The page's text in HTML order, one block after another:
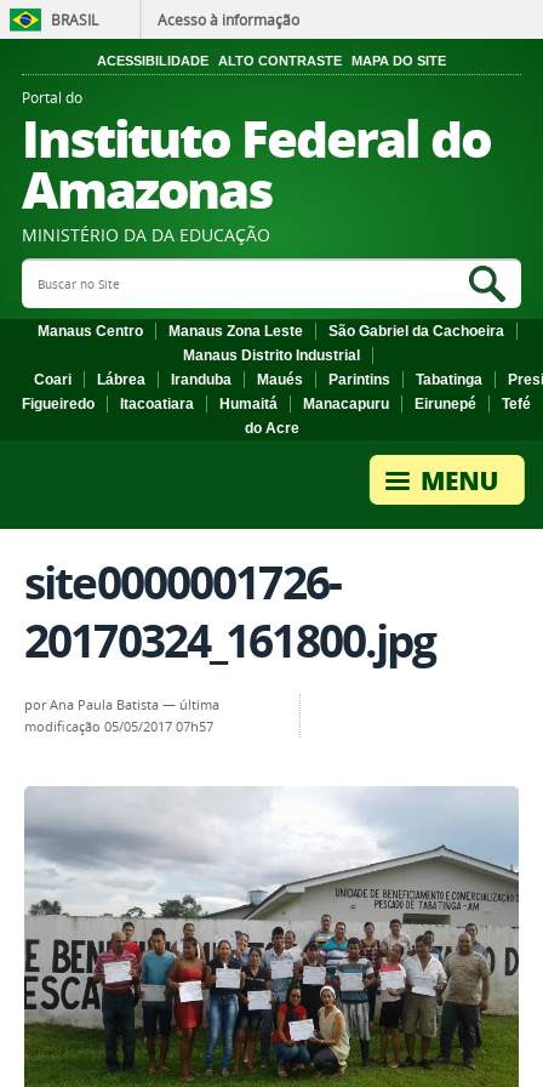
BRASIL Acesso à informação
ACESSIBILIDADE ALTO CONTRASTE MAPA DO SITE
Portal do
Instituto Federal do
Amazonas
MINISTÉRIO DA DA EDUCAÇÃO
Search Site
Manaus Centro Manaus Zona Leste
São Gabriel da Cachoeira
Manaus Distrito Industrial
Coari
Lábrea Iranduba Maués Parintins Tabatinga
Figueiredo
Itacoatiara Humaitá Manacapuru Eirunepé
Tefé
do Acre
site0000001726-
20170324_161800.jpg
porAna Paula Batista — última
modificação 05/05/2017 07h57